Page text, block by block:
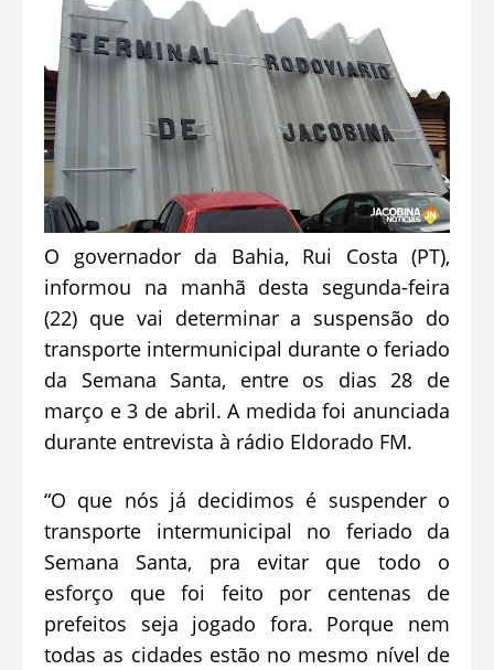
O governador da Bahia, Rui Costa (PT),
informou na manhã desta segunda-feira
(22) que vai determinar a suspensão do
transporte intermunicipal durante o feriado
da Semana Santa, entre os dias 28 de
março e 3 de abril. A medida foi anunciada
durante entrevista à rádio Eldorado FM.
“O que nós já decidimos é suspender o
transporte intermunicipal no feriado da
Semana Santa, pra evitar que todo o
esforço que foi feito por centenas de
prefeitos seja jogado fora. Porque nem
todas as cidades estão no mesmo nível de